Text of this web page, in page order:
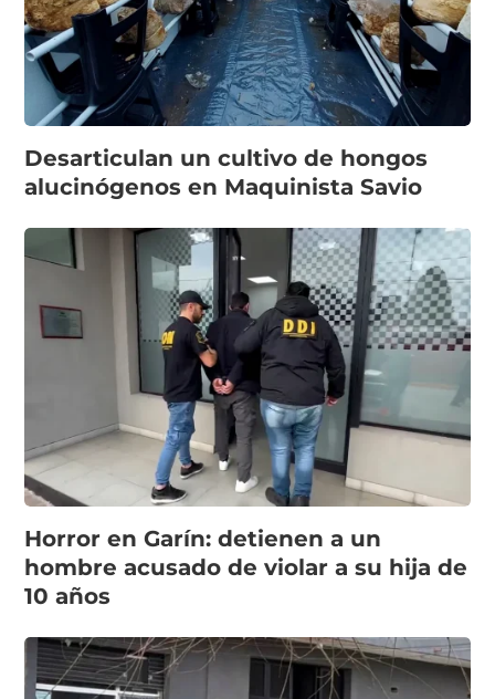
Desarticulan un cultivo de hongos
alucinógenos en Maquinista Savio
Horror en Garín: detienen a un
hombre acusado de violar a su hija de
10 años